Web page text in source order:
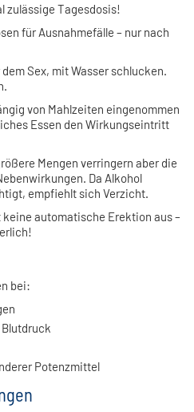
zulässige Tagesdosis!
für Ausnahmefälle – nur nach
Sex, mit Wasser schlucken.
von Mahlzeiten eingenommen
Essen den Wirkungseintritt
Mengen verringern aber die
Da Alkohol
empfiehlt sich Verzicht.
automatische Erektion aus –
bei:
Potenzmittel